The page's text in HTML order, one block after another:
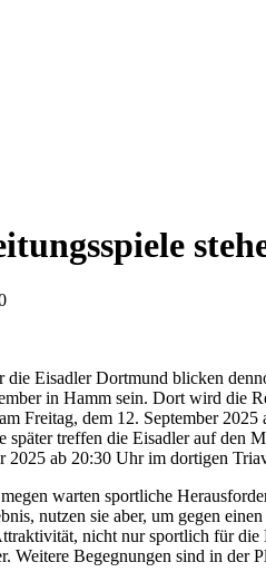
die Eisadler Dortmund blicken
in Hamm sein. Dort wird die
Freitag, dem 12. September
später treffen die Eisadler auf den
2025 ab 20:30 Uhr im dortigen
warten sportliche
nutzen sie aber, um gegen
nicht nur sportlich für
Weitere Begegnungen sind in der